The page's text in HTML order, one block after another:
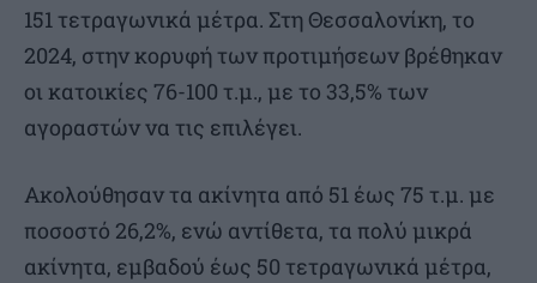
151 τετραγωνικά μέτρα. Στη Θεσσαλονίκη, το
2024, στην κορυφή των προτιμήσεων βρέθηκαν
οι κατοικίες 76-100 τ.μ., με το 33,5% των
αγοραστών να τις επιλέγει.
Ακολούθησαν τα ακίνητα από 51 έως 75 τ.μ. με
ποσοστό 26,2%, ενώ αντίθετα, τα πολύ μικρά
ακίνητα, εμβαδού έως 50 τετραγωνικά μέτρα,